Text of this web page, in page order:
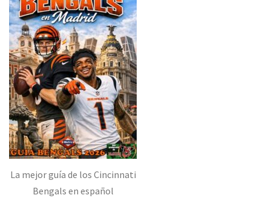
La mejor guía de los Cincinnati
Bengals en español